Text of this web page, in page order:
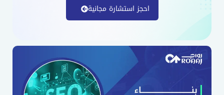
احجز استشارة مجانية